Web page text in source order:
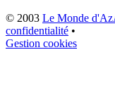
© 2003 Le Monde
confidentialité •
Gestion cookies